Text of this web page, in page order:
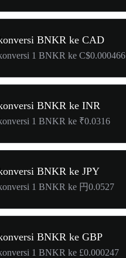
BNKR ke CAD
1 BNKR ke C$0.000466
BNKR ke INR
1 BNKR ke ₹0.0316
BNKR ke JPY
1 BNKR ke 円0.0527
BNKR ke GBP
1 BNKR ke £0.000247